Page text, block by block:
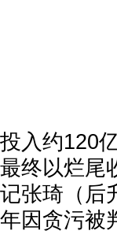
投入约120
最终以烂尾
记张琦（后
年因贪污被